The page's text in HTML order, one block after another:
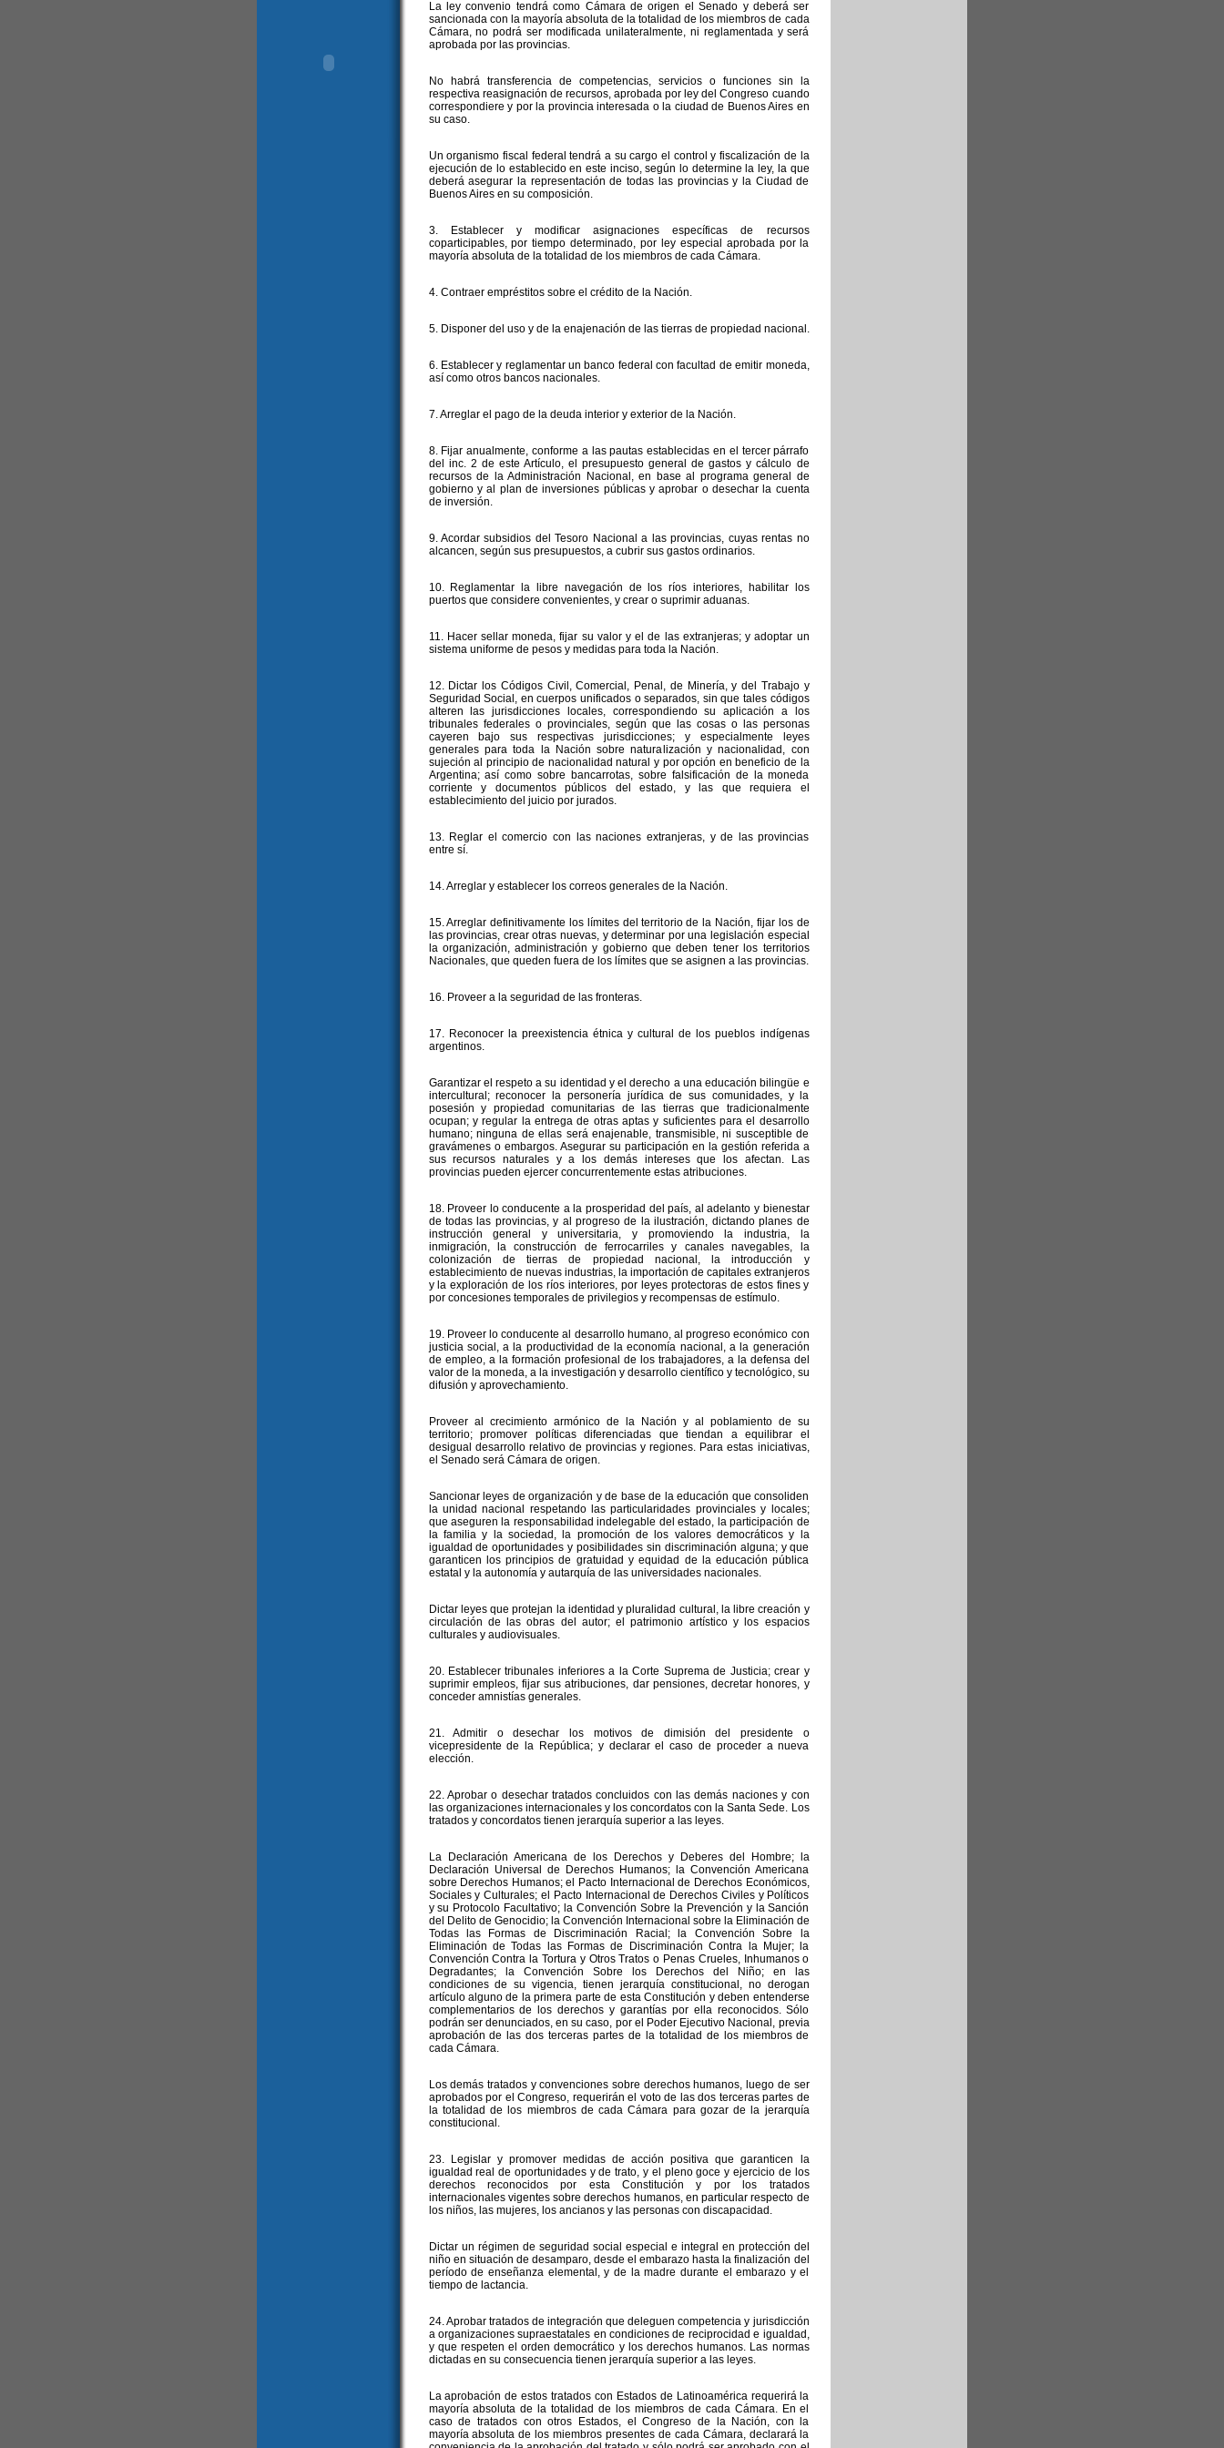
La ley convenio tendrá como Cámara de origen el Senado y deberá ser
sancionada con la mayoría absoluta de la totalidad de los miembros de cada
Cámara, no podrá ser modificada unilateralmente, ni reglamentada y será
aprobada por las provincias.
No habrá transferencia de competencias, servicios o funciones sin la
respectiva reasignación de recursos, aprobada por ley del Congreso cuando
correspondiere y por la provincia interesada o la ciudad de Buenos Aires en
su caso.
Un organismo fiscal federal tendrá a su cargo el control y fiscalización de la
ejecución de lo establecido en este inciso, según lo determine la ley, la que
deberá asegurar la representación de todas las provincias y la Ciudad de
Buenos Aires en su composición.
3. Establecer y modificar asignaciones específicas de recursos
coparticipables, por tiempo determinado, por ley especial aprobada por la
mayoría absoluta de la totalidad de los miembros de cada Cámara.
4. Contraer empréstitos sobre el crédito de la Nación.
5. Disponer del uso y de la enajenación de las tierras de propiedad nacional.
6. Establecer y reglamentar un banco federal con facultad de emitir moneda,
así como otros bancos nacionales.
7. Arreglar el pago de la deuda interior y exterior de la Nación.
8. Fijar anualmente, conforme a las pautas establecidas en el tercer párrafo
del inc. 2 de este Artículo, el presupuesto general de gastos y cálculo de
recursos de la Administración Nacional, en base al programa general de
gobierno y al plan de inversiones públicas y aprobar o desechar la cuenta
de inversión.
9. Acordar subsidios del Tesoro Nacional a las provincias, cuyas rentas no
alcancen, según sus presupuestos, a cubrir sus gastos ordinarios.
10. Reglamentar la libre navegación de los ríos interiores, habilitar los
puertos que considere convenientes, y crear o suprimir aduanas.
11. Hacer sellar moneda, fijar su valor y el de las extranjeras; y adoptar un
sistema uniforme de pesos y medidas para toda la Nación.
12. Dictar los Códigos Civil, Comercial, Penal, de Minería, y del Trabajo y
Seguridad Social, en cuerpos unificados o separados, sin que tales códigos
alteren las jurisdicciones locales, correspondiendo su aplicación a los
tribunales federales o provinciales, según que las cosas o las personas
cayeren bajo sus respectivas jurisdicciones; y especialmente leyes
generales para toda la Nación sobre naturalización y nacionalidad, con
sujeción al principio de nacionalidad natural y por opción en beneficio de la
Argentina; así como sobre bancarrotas, sobre falsificación de la moneda
corriente y documentos públicos del estado, y las que requiera el
establecimiento del juicio por jurados.
13. Reglar el comercio con las naciones extranjeras, y de las provincias
entre sí.
14. Arreglar y establecer los correos generales de la Nación.
15. Arreglar definitivamente los límites del territorio de la Nación, fijar los de
las provincias, crear otras nuevas, y determinar por una legislación especial
la organización, administración y gobierno que deben tener los territorios
Nacionales, que queden fuera de los límites que se asignen a las provincias.
16. Proveer a la seguridad de las fronteras.
17. Reconocer la preexistencia étnica y cultural de los pueblos indígenas
argentinos.
Garantizar el respeto a su identidad y el derecho a una educación bilingüe e
intercultural; reconocer la personería jurídica de sus comunidades, y la
posesión y propiedad comunitarias de las tierras que tradicionalmente
ocupan; y regular la entrega de otras aptas y suficientes para el desarrollo
humano; ninguna de ellas será enajenable, transmisible, ni susceptible de
gravámenes o embargos. Asegurar su participación en la gestión referida a
sus recursos naturales y a los demás intereses que los afectan. Las
provincias pueden ejercer concurrentemente estas atribuciones.
18. Proveer lo conducente a la prosperidad del país, al adelanto y bienestar
de todas las provincias, y al progreso de la ilustración, dictando planes de
instrucción general y universitaria, y promoviendo la industria, la
inmigración, la construcción de ferrocarriles y canales navegables, la
colonización de tierras de propiedad nacional, la introducción y
establecimiento de nuevas industrias, la importación de capitales extranjeros
y la exploración de los ríos interiores, por leyes protectoras de estos fines y
por concesiones temporales de privilegios y recompensas de estímulo.
19. Proveer lo conducente al desarrollo humano, al progreso económico con
justicia social, a la productividad de la economía nacional, a la generación
de empleo, a la formación profesional de los trabajadores, a la defensa del
valor de la moneda, a la investigación y desarrollo científico y tecnológico, su
difusión y aprovechamiento.
Proveer al crecimiento armónico de la Nación y al poblamiento de su
territorio; promover políticas diferenciadas que tiendan a equilibrar el
desigual desarrollo relativo de provincias y regiones. Para estas iniciativas,
el Senado será Cámara de origen.
Sancionar leyes de organización y de base de la educación que consoliden
la unidad nacional respetando las particularidades provinciales y locales;
que aseguren la responsabilidad indelegable del estado, la participación de
la familia y la sociedad, la promoción de los valores democráticos y la
igualdad de oportunidades y posibilidades sin discriminación alguna; y que
garanticen los principios de gratuidad y equidad de la educación pública
estatal y la autonomía y autarquía de las universidades nacionales.
Dictar leyes que protejan la identidad y pluralidad cultural, la libre creación y
circulación de las obras del autor; el patrimonio artístico y los espacios
culturales y audiovisuales.
20. Establecer tribunales inferiores a la Corte Suprema de Justicia; crear y
suprimir empleos, fijar sus atribuciones, dar pensiones, decretar honores, y
conceder amnistías generales.
21. Admitir o desechar los motivos de dimisión del presidente o
vicepresidente de la República; y declarar el caso de proceder a nueva
elección.
22. Aprobar o desechar tratados concluidos con las demás naciones y con
las organizaciones internacionales y los concordatos con la Santa Sede. Los
tratados y concordatos tienen jerarquía superior a las leyes.
La Declaración Americana de los Derechos y Deberes del Hombre; la
Declaración Universal de Derechos Humanos; la Convención Americana
sobre Derechos Humanos; el Pacto Internacional de Derechos Económicos,
Sociales y Culturales; el Pacto Internacional de Derechos Civiles y Políticos
y su Protocolo Facultativo; la Convención Sobre la Prevención y la Sanción
del Delito de Genocidio; la Convención Internacional sobre la Eliminación de
Todas las Formas de Discriminación Racial; la Convención Sobre la
Eliminación de Todas las Formas de Discriminación Contra la Mujer; la
Convención Contra la Tortura y Otros Tratos o Penas Crueles, Inhumanos o
Degradantes; la Convención Sobre los Derechos del Niño; en las
condiciones de su vigencia, tienen jerarquía constitucional, no derogan
artículo alguno de la primera parte de esta Constitución y deben entenderse
complementarios de los derechos y garantías por ella reconocidos. Sólo
podrán ser denunciados, en su caso, por el Poder Ejecutivo Nacional, previa
aprobación de las dos terceras partes de la totalidad de los miembros de
cada Cámara.
Los demás tratados y convenciones sobre derechos humanos, luego de ser
aprobados por el Congreso, requerirán el voto de las dos terceras partes de
la totalidad de los miembros de cada Cámara para gozar de la jerarquía
constitucional.
23. Legislar y promover medidas de acción positiva que garanticen la
igualdad real de oportunidades y de trato, y el pleno goce y ejercicio de los
derechos reconocidos por esta Constitución y por los tratados
internacionales vigentes sobre derechos humanos, en particular respecto de
los niños, las mujeres, los ancianos y las personas con discapacidad.
Dictar un régimen de seguridad social especial e integral en protección del
niño en situación de desamparo, desde el embarazo hasta la finalización del
período de enseñanza elemental, y de la madre durante el embarazo y el
tiempo de lactancia.
24. Aprobar tratados de integración que deleguen competencia y jurisdicción
a organizaciones supraestatales en condiciones de reciprocidad e igualdad,
y que respeten el orden democrático y los derechos humanos. Las normas
dictadas en su consecuencia tienen jerarquía superior a las leyes.
La aprobación de estos tratados con Estados de Latinoamérica requerirá la
mayoría absoluta de la totalidad de los miembros de cada Cámara. En el
caso de tratados con otros Estados, el Congreso de la Nación, con la
mayoría absoluta de los miembros presentes de cada Cámara, declarará la